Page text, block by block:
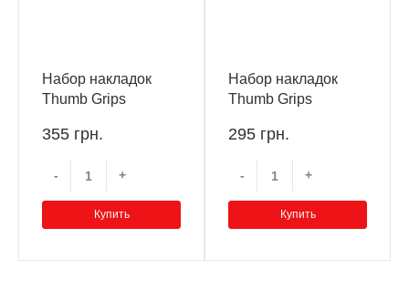
Набор накладок
Thumb Grips
Green PS4/PS5
355 грн.
- +
Купить
Набор накладок
Thumb Grips
Signature Edition
295 грн.
- +
Купить